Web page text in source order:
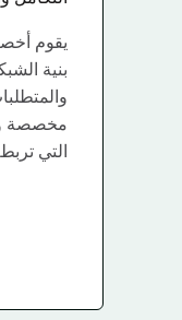
بنية
مخصصة
التي